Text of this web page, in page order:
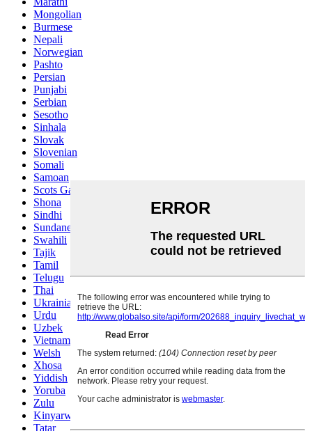
Mongolian
Burmese
Nepali
Norwegian
Pashto
Persian
Punjabi
Serbian
Sesotho
Sinhala
Slovak
Slovenian
Somali
Samoan
Scots Gaelic
Shona
Sindhi
Sundanese
Swahili
Tajik
Tamil
Telugu
Thai
Ukrainian
Urdu
Uzbek
Vietnamese
Welsh
Xhosa
Yiddish
Yoruba
Zulu
Kinyarwanda
Tatar